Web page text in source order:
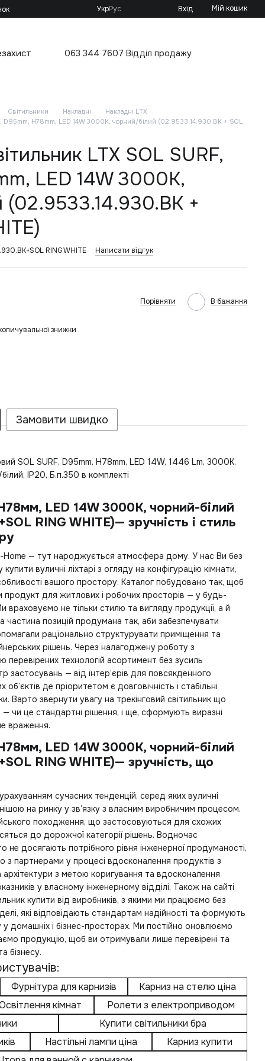
УкрРус Вхід Мій кошик
063 344 7607 Відділ продажу
Світильники Накладні
Накладні LTX
D95mm, H78mm, LED 14W 3000K, чорний/білий (02.9533.14.930.BK + SOL
LTX SOL SURF,
LED 14W 3000K,
(02.9533.14.930.BK +
RING WHITE Написати відгук
Порівняти В бажання
знижки
Замовити швидко
SOL SURF, D95mm, H78mm, LED 14W, 1446 Lm, 3000K,
IP20, Б.п.350 в комплекті
LED 14W 3000K, чорний-білий
RING WHITE)— зручність і стиль
Home — тут народжується атмосфера дому. У нас Ви без
купити вуличні ліхтарі з огляду на конфігурацію кімнати,
вашого простору. Каталог побудовано так, щоб
для житлових і робочих просторів — у будь-
враховуємо не тільки стилю та вигляду продукції, а й
частина позицій продумана так, аби забезпечувати
раціонально структурувати приміщення та
рішень. Через налагоджену роботу з
технологій асортимент без зусиль
застосувань — від інтер’єрів для повсякденного
де пріоритетом є довговічність і стабільні
Варто звернути увагу на трекінговий світильник що
чи це стандартні рішення, і ще, сформують виразні
враження.
LED 14W 3000K, чорний-білий
RING WHITE)— зручність, що
сучасних тенденцій, серед яких вуличні
на ринку у зв’язку з власним виробничим процесом.
походження, що застосовуються для схожих
до дорожчої категорії рішень. Водночас
не досягають потрібного рівня інженерної продуманості,
партнерами у процесі вдосконалення продуктів з
з метою коригування та вдосконалення
у власному інженерному відділі. Також на сайті
купити від виробників, з якими ми працюємо без
які відповідають стандартам надійності та формують
домашніх і бізнес-просторах. Ми постійно оновлюємо
продукцію, щоб ви отримували лише перевірені та
бізнесу.
Фурнітура для карнизів
Карниз на стелю ціна
кімнат
Ролети з електроприводом
Купити світильники бра
Настільні лампи ціна
Карниз купити